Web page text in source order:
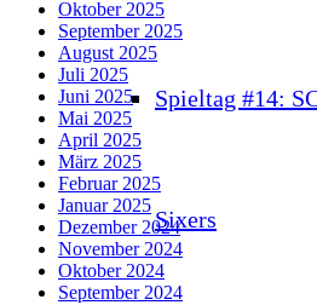
Spieltag #14:
Sixers
Oktober 2025
September 2025
August 2025
Juli 2025
Juni 2025
Mai 2025
April 2025
März 2025
Februar 2025
Januar 2025
Dezember 2024
November 2024
Oktober 2024
September 2024